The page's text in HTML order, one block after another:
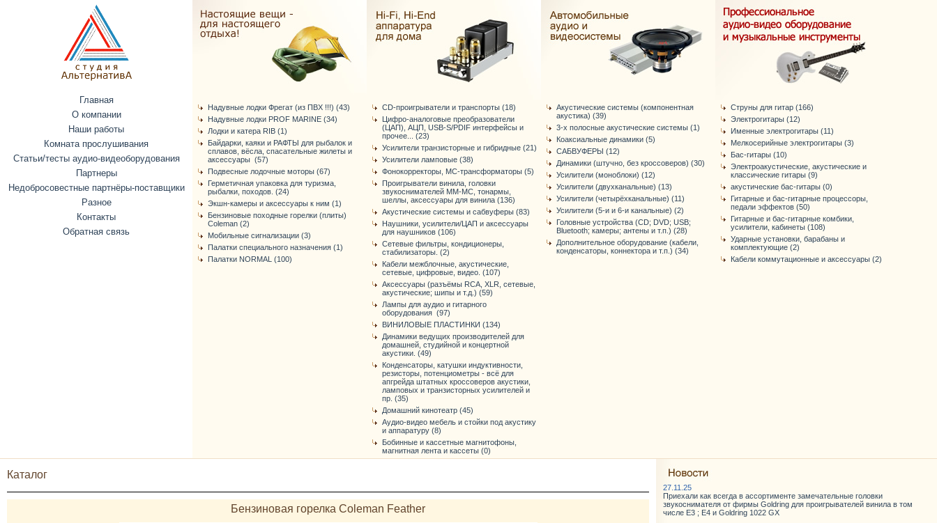
Главная
О компании
Наши работы
Комната прослушивания
Статьи/тесты аудио-видеоборудования
Партнеры
Недобросовестные партнёры-поставщики
Разное
Контакты
Обратная связь
Надувные лодки Фрегат (из ПВХ !!!) (43)
Надувные лодки PROF MARINE (34)
Лодки и катера RIB (1)
Байдарки, каяки и РАФТЫ для рыбалок и
сплавов, вёсла, спасательные жилеты и
аксессуары (57)
Подвесные лодочные моторы (67)
Герметичная упаковка для туризма,
рыбалки, походов. (24)
Экшн-камеры и аксессуары к ним (1)
Бензиновые походные горелки (плиты)
Coleman (2)
Мобильные сигнализации (3)
Палатки специального назначения (1)
Палатки NORMAL (100)
CD-проигрыватели и транспорты (18)
Цифро-аналоговые преобразователи
(ЦАП), АЦП, USB-S/PDIF интерфейсы и
прочее... (23)
Усилители транзисторные и гибридные (21)
Усилители ламповые (38)
Фонокорректоры, МС-трансформаторы (5)
Проигрыватели винила, головки
звукоснимателей ММ-МС, тонармы,
шеллы, аксессуары для винила (136)
Акустические системы и сабвуферы (83)
Наушники, усилители/ЦАП и аксессуары
для наушников (106)
Сетевые фильтры, кондиционеры,
стабилизаторы. (2)
Кабели межблочные, акустические,
сетевые, цифровые, видео. (107)
Аксессуары (разъёмы RCA, XLR, сетевые,
акустические; шипы и т.д.) (59)
Лампы для аудио и гитарного
оборудования (97)
ВИНИЛОВЫЕ ПЛАСТИНКИ (134)
Динамики ведущих производителей для
домашней, студийной и концертной
акустики. (49)
Конденсаторы, катушки индуктивности,
резисторы, потенциометры - всё для
апгрейда штатных кроссоверов акустики,
ламповых и транзисторных усилителей и
пр. (35)
Домашний кинотеатр (45)
Аудио-видео мебель и стойки под акустику
и аппаратуру (8)
Бобинные и кассетные магнитофоны,
магнитная лента и кассеты (0)
Акустические системы (компонентная
акустика) (39)
3-х полосные акустические системы (1)
Коаксиальные динамики (5)
САБВУФЕРЫ (12)
Динамики (штучно, без кроссоверов) (30)
Усилители (моноблоки) (12)
Усилители (двухканальные) (13)
Усилители (четырёхканальные) (11)
Усилители (5-и и 6-и канальные) (2)
Головные устройства (CD; DVD; USB;
Bluetooth; камеры; антены и т.п.) (28)
Дополнительное оборудование (кабели,
конденсаторы, коннектора и т.п.) (34)
Струны для гитар (166)
Электрогитары (12)
Именные электрогитары (11)
Мелкосерийные электрогитары (3)
Бас-гитары (10)
Электроакустические, акустические и
классические гитары (9)
акустические бас-гитары (0)
Гитарные и бас-гитарные процессоры,
педали эффектов (50)
Гитарные и бас-гитарные комбики,
усилители, кабинеты (108)
Ударные установки, барабаны и
комплектующие (2)
Кабели коммутационные и аксессуары (2)
Каталог
Бензиновая горелка Coleman Feather
27.11.25
Приехали как всегда в ассортименте замечательные головки
звукоснимателя от фирмы Goldring для проигрывателей винила в том
числе E3 ; E4 и Goldring 1022 GX